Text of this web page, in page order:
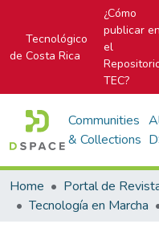
Tecnológico
de Costa Rica
¿Cómo
publicar en
el
TEC?
Communities
& Collections
Home
Tecnología en Marcha